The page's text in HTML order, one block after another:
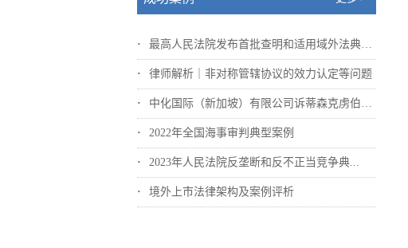
最高人民法院发布首批查明和适用域外法典型...
律师解析｜非对称管辖协议的效力认定等问题
中化国际（新加坡）有限公司诉蒂森克虏伯冶...
2022年全国海事审判典型案例
2023年人民法院反垄断和反不正当竞争典...
境外上市法律架构及案例评析